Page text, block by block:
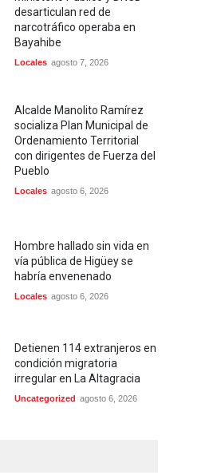
desarticulan red de
narcotráfico operaba en
Bayahibe
Locales agosto 7, 2026
Alcalde Manolito Ramírez
socializa Plan Municipal de
Ordenamiento Territorial
con dirigentes de Fuerza del
Pueblo
Locales agosto 6, 2026
Hombre hallado sin vida en
vía pública de Higüey se
habría envenenado
Locales agosto 6, 2026
Detienen 114 extranjeros en
condición migratoria
irregular en La Altagracia
Uncategorized agosto 6, 2026